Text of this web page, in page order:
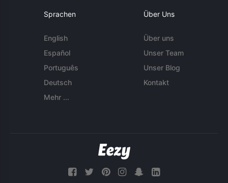
Sprachen
English
Español
Português
Deutsch
Mehr ...
Über Uns
Über uns
Unser Team
Unser Blog
Kontakt